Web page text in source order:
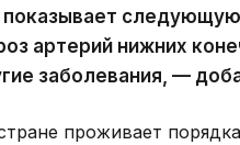
показывает
артерий нижних
заболевания, —
проживает